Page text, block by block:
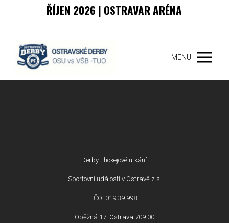
ŘÍJEN 2026 | OSTRAVAR ARÉNA
MENU
Derby - hokejové utkání:
Sportovní události v Ostravě z.s.
IČO: 019 39 998
Oběžná 17, Ostrava 709 00